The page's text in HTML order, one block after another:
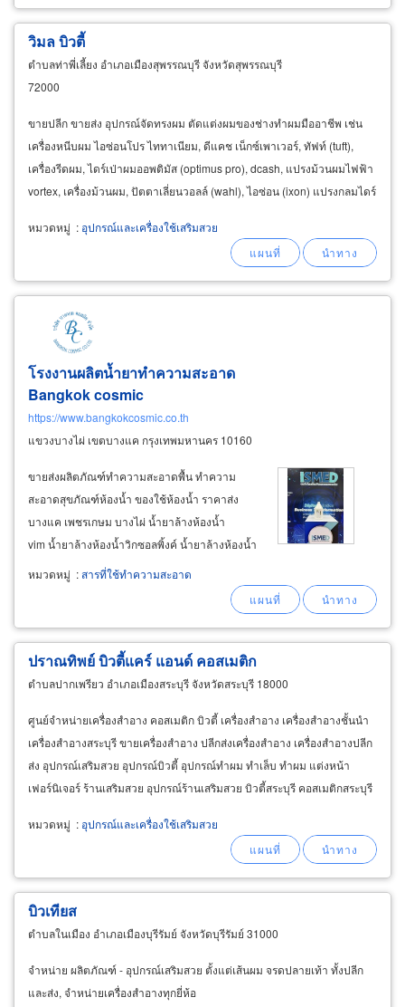
วิมล บิวตี้
ตำบลท่าพี่เลี้ยง อำเภอเมืองสุพรรณบุรี จังหวัดสุพรรณบุรี
72000
ขายปลีก ขายส่ง อุปกรณ์จัดทรงผม ตัดแต่งผมของช่างทำผมมืออาชีพ เช่น
เครื่องหนีบผม ไอซ่อนโปร ไททาเนียม, ดีแคช เน็กซ์เพาเวอร์, ทัฟท์ (tuft),
เครื่องรีดผม, ไดร์เป่าผมออพติมัส (optimus pro), dcash, แปรงม้วนผมไฟฟ้า
vortex, เครื่องม้วนผม, ปัตตาเลี่ยนวอลล์ (wahl), ไอซ่อน (ixon) แปรงกลมไดร์
หมวดหมู่ : อุปกรณ์และเครื่องใช้เสริมสวย
โรงงานผลิตน้ำยาทำความสะอาด
Bangkok cosmic
https://www.bangkokcosmic.co.th
แขวงบางไผ่ เขตบางแค กรุงเทพมหานคร 10160
ขายส่งผลิตภัณฑ์ทำความสะอาดพื้น ทำความ
สะอาดสุขภัณฑ์ห้องน้ำ ของใช้ห้องน้ำ ราคาส่ง
บางแค เพชรเกษม บางไผ่ น้ำยาล้างห้องน้ำ
vim น้ำยาล้างห้องน้ำวิกซอลพิ้งค์ น้ำยาล้างห้องน้ำ
เป็ดโปร น้ำยาลอกแว็กซ์พื้, น้ำยาเคลือบพื้น น้ำยา
ฆ่าเชื้อ dettol 5 ลิตร เครื่องจ่ายสเปรย์ปรับอากาศ
หมวดหมู่ :สารที่ใช้ทำความสะอาด
ปราณทิพย์ บิวตี้แคร์ แอนด์ คอสเมติก
ตำบลปากเพรียว อำเภอเมืองสระบุรี จังหวัดสระบุรี 18000
ศูนย์จำหน่ายเครื่องสำอาง คอสเมติก บิวตี้ เครื่องสำอาง เครื่องสำอางชั้นนำ
เครื่องสำอางสระบุรี ขายเครื่องสำอาง ปลีกส่งเครื่องสำอาง เครื่องสำอางปลีก
ส่ง อุปกรณ์เสริมสวย อุปกรณ์บิวตี้ อุปกรณ์ทำผม ทำเล็บ ทำผม แต่งหน้า
เฟอร์นิเจอร์ ร้านเสริมสวย อุปกรณ์ร้านเสริมสวย บิวตี้สระบุรี คอสเมติกสระบุรี
หมวดหมู่ : อุปกรณ์และเครื่องใช้เสริมสวย
บิวเทียส
ตำบลในเมือง อำเภอเมืองบุรีรัมย์ จังหวัดบุรีรัมย์ 31000
จำหน่าย ผลิตภัณฑ์ - อุปกรณ์เสริมสวย ตั้งแต่เส้นผม จรดปลายเท้า ทั้งปลีก
และส่ง, จำหน่ายเครื่องสำอางทุกยี่ห้อ